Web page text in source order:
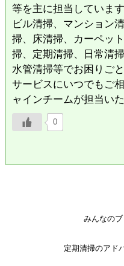
等を主に担当しています
ビル清掃、マンション
掃、床清掃、カーペッ
掃、定期清掃、日常清
水管清掃等でお困りご
サービスにいつでもご
ャインチームが担当い
0
みんなの
定期清掃のアド